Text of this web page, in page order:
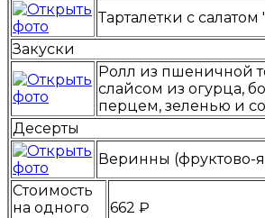
Тарталетки с салатом
Закуски
Ролл из пшеничной
слайсом из огурца,
перцем, зеленью и
Десерты
Веринны (фруктово-
Стоимость
на одного
662 ₽